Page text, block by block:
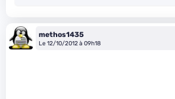
methos1435
Le 12/10/2012 à 09h18